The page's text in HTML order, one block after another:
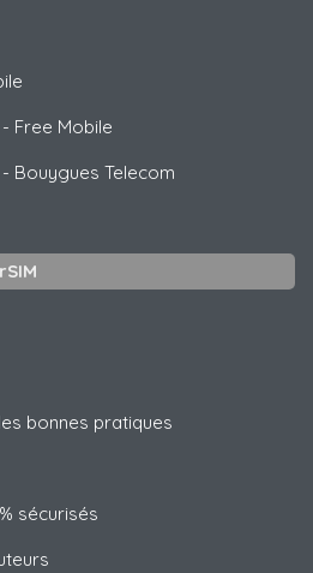
Free Mobile
Bouygues Telecom
bonnes pratiques
sécurisés